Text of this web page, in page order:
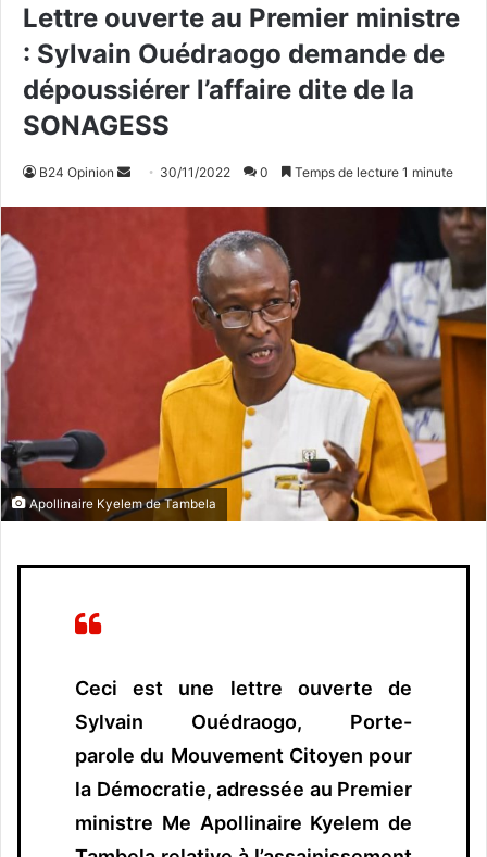
Lettre ouverte au Premier ministre
: Sylvain Ouédraogo demande de
dépoussiérer l’affaire dite de la
SONAGESS
B24 Opinion
u
r
r
e
30/11/2022 0 Temps de lecture 1 minute
Apollinaire Kyelem de Tambela
Ceci est une lettre ouverte de
Sylvain Ouédraogo, Porte-
parole du Mouvement Citoyen pour
la Démocratie, adressée au Premier
ministre Me Apollinaire Kyelem de